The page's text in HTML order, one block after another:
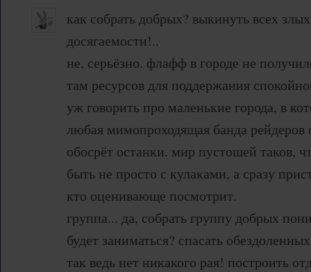
как собрать добрых? выкинуть всех
досягаемости!..
не, серьёзно. флафф в городе не
там ресурсов для поддержания
уж говорить про маленькие города, в
любая мимопроходящая банда рейдеров
обосрёт останки. мир пустошей таков,
быть не просто с кулаками, а сразу
кто оценивающе посмотрит.
группа... да, собрать группу добрых
будет заниматься? спасать
так ведь нет никакого рая! построить